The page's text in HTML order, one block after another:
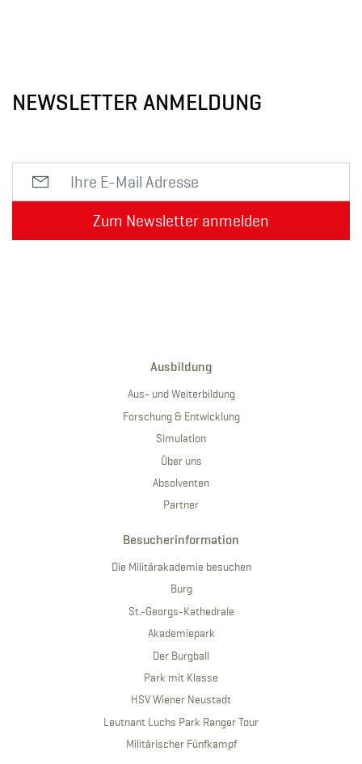
NEWSLETTER ANMELDUNG
Zum Newsletter anmelden
Ausbildung
Aus- und Weiterbildung
Forschung & Entwicklung
Simulation
Über uns
Absolventen
Partner
Besucherinformation
Die Militärakademie besuchen
Burg
St.-Georgs-Kathedrale
Akademiepark
Der Burgball
Park mit Klasse
HSV Wiener Neustadt
Leutnant Luchs Park Ranger Tour
Militärischer Fünfkampf